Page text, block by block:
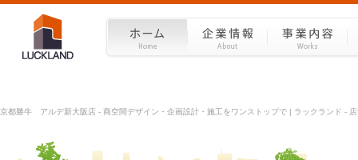
京都勝牛 アルデ新大阪店 - 商空間デザイン・企画設計・施工をワンストップで | ラックランド -